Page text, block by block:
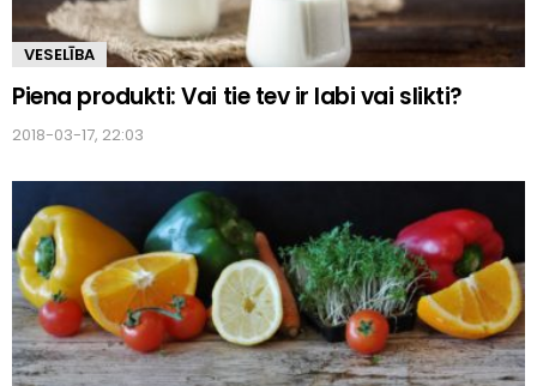
VESELĪBA
Piena produkti: Vai tie tev ir labi vai slikti?
2018-03-17, 22:03